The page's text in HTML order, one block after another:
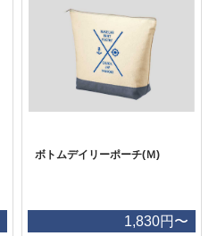
ボトムデイリーポーチ(Ｍ)
1,830円〜